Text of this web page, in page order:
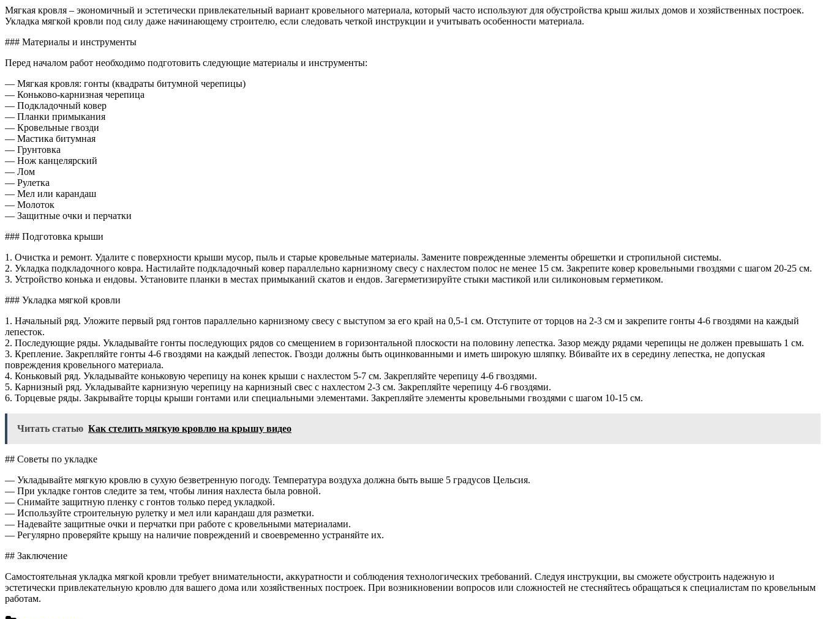
покрыть
крышу
мягкой
Мягкая кровля – экономичный и эстетически привлекательный вариант кровельного материала, который часто используют для обустройства крыш жилых домов и хозяйственных построек.
Укладка мягкой кровли под силу даже начинающему строителю, если следовать четкой инструкции и учитывать особенности материала.
### Материалы и инструменты
Перед началом работ необходимо подготовить следующие материалы и инструменты:
— Мягкая кровля: гонты (квадраты битумной черепицы)
— Коньково-карнизная черепица
— Подкладочный ковер
— Планки примыкания
— Кровельные гвозди
— Мастика битумная
— Грунтовка
— Нож канцелярский
— Лом
— Рулетка
— Мел или карандаш
— Молоток
— Защитные очки и перчатки
### Подготовка крыши
1. Очистка и ремонт. Удалите с поверхности крыши мусор, пыль и старые кровельные материалы. Замените поврежденные элементы обрешетки и стропильной системы.
2. Укладка подкладочного ковра. Настилайте подкладочный ковер параллельно карнизному свесу с нахлестом полос не менее 15 см. Закрепите ковер кровельными гвоздями с шагом 20-25 см.
3. Устройство конька и ендовы. Установите планки в местах примыканий скатов и ендов. Загерметизируйте стыки мастикой или силиконовым герметиком.
### Укладка мягкой кровли
1. Начальный ряд. Уложите первый ряд гонтов параллельно карнизному свесу с выступом за его край на 0,5-1 см. Отступите от торцов на 2-3 см и закрепите гонты 4-6 гвоздями на каждый
лепесток.
2. Последующие ряды. Укладывайте гонты последующих рядов со смещением в горизонтальной плоскости на половину лепестка. Зазор между рядами черепицы не должен превышать 1 см.
3. Крепление. Закрепляйте гонты 4-6 гвоздями на каждый лепесток. Гвозди должны быть оцинкованными и иметь широкую шляпку. Вбивайте их в середину лепестка, не допуская
повреждения кровельного материала.
4. Коньковый ряд. Укладывайте коньковую черепицу на конек крыши с нахлестом 5-7 см. Закрепляйте черепицу 4-6 гвоздями.
5. Карнизный ряд. Укладывайте карнизную черепицу на карнизный свес с нахлестом 2-3 см. Закрепляйте черепицу 4-6 гвоздями.
6. Торцевые ряды. Закрывайте торцы крыши гонтами или специальными элементами. Закрепляйте элементы кровельными гвоздями с шагом 10-15 см.
Читать статью Как стелить мягкую кровлю на крышу видео
## Советы по укладке
— Укладывайте мягкую кровлю в сухую безветренную погоду. Температура воздуха должна быть выше 5 градусов Цельсия.
— При укладке гонтов следите за тем, чтобы линия нахлеста была ровной.
— Снимайте защитную пленку с гонтов только перед укладкой.
— Используйте строительную рулетку и мел или карандаш для разметки.
— Надевайте защитные очки и перчатки при работе с кровельными материалами.
— Регулярно проверяйте крышу на наличие повреждений и своевременно устраняйте их.
## Заключение
Самостоятельная укладка мягкой кровли требует внимательности, аккуратности и соблюдения технологических требований. Следуя инструкции, вы сможете обустроить надежную и
эстетически привлекательную кровлю для вашего дома или хозяйственных построек. При возникновении вопросов или сложностей не стесняйтесь обращаться к специалистам по кровельным
работам.